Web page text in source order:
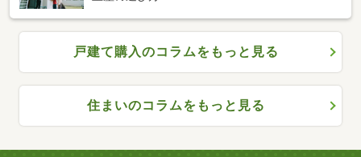
戸建て購入のコラムをもっと見る
住まいのコラムをもっと見る